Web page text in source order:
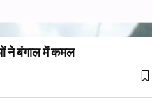
ने बंगाल में कमल